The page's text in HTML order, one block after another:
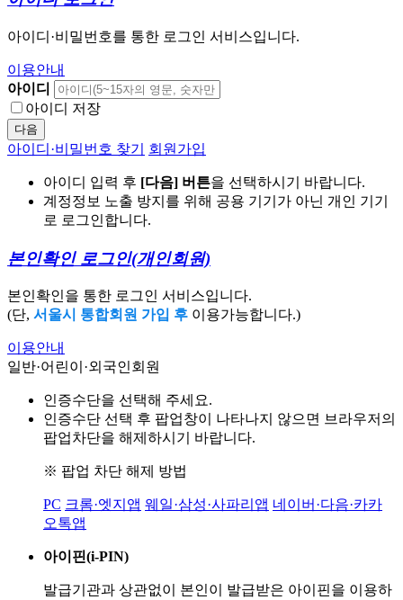
아이디·비밀번호를 통한 로그인 서비스입니다.
이용안내
아이디
아이디 저장
다음
아이디·비밀번호 찾기 회원가입
아이디 입력 후 [다음] 버튼을 선택하시기 바랍니다.
계정정보 노출 방지를 위해 공용 기기가 아닌 개인 기기
로 로그인합니다.
본인확인 로그인(개인회원)
본인확인을 통한 로그인 서비스입니다.
(단, 서울시 통합회원 가입 후 이용가능합니다.)
이용안내
일반·어린이·외국인회원
인증수단을 선택해 주세요.
인증수단 선택 후 팝업창이 나타나지 않으면 브라우저의
팝업차단을 해제하시기 바랍니다.
※ 팝업 차단 해제 방법
PC 크롬·엣지앱 웨일·삼성·사파리앱 네이버·다음·카카
오톡앱
아이핀(i-PIN)
발급기관과 상관없이 본인이 발급받은 아이핀을 이용하